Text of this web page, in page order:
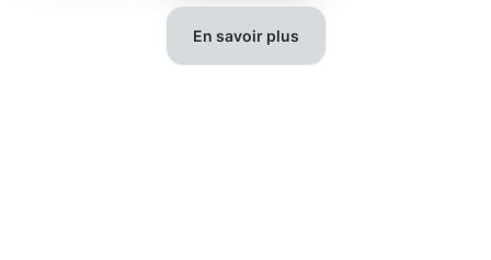
En savoir plus